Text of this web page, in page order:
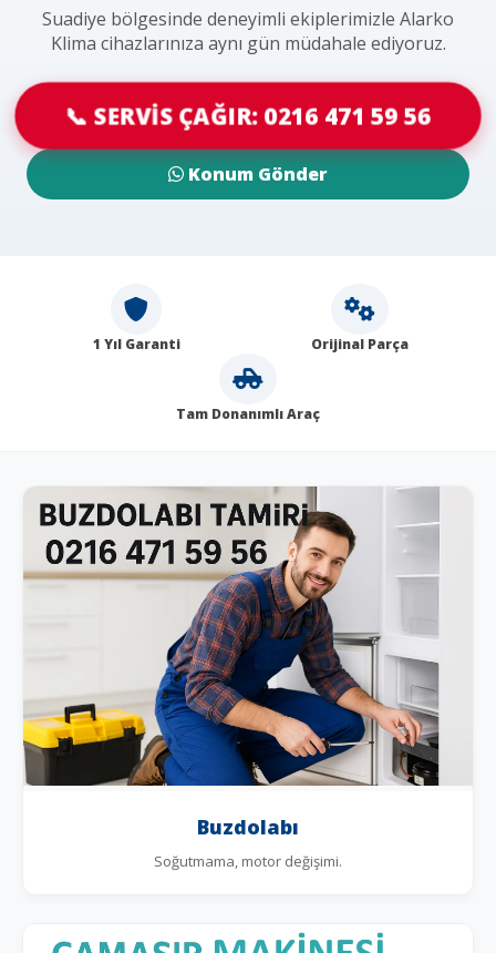
Suadiye bölgesinde deneyimli ekiplerimizle Alarko
Klima cihazlarınıza aynı gün müdahale ediyoruz.
📞 SERVİS ÇAĞIR: 0216 471 59 56
Konum Gönder
1 Yıl Garanti Orijinal Parça
Tam Donanımlı Araç
Buzdolabı
Soğutmama, motor değişimi.